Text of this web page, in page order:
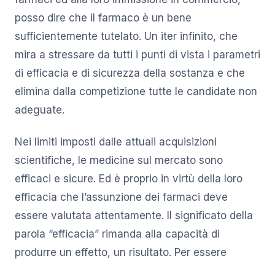
posso dire che il farmaco è un bene
sufficientemente tutelato. Un iter infinito, che
mira a stressare da tutti i punti di vista i parametri
di efficacia e di sicurezza della sostanza e che
elimina dalla competizione tutte le candidate non
adeguate.
Nei limiti imposti dalle attuali acquisizioni
scientifiche, le medicine sul mercato sono
efficaci e sicure. Ed è proprio in virtù della loro
efficacia che l’assunzione dei farmaci deve
essere valutata attentamente. Il significato della
parola “efficacia” rimanda alla capacità di
produrre un effetto, un risultato. Per essere